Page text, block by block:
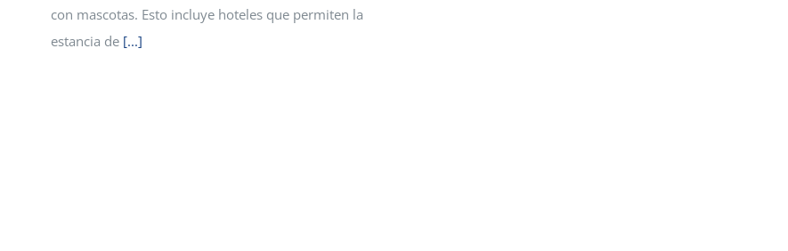
con mascotas. Esto incluye hoteles que permiten la
estancia de [...]